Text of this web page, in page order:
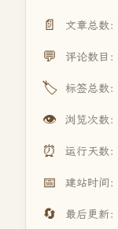
📄 文章总数：
💬 评论数目：
🏷️ 标签总数：
👁️ 浏览次数：
⏰ 运行天数：
📅 建站时间：
🔄 最后更新：